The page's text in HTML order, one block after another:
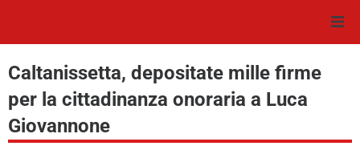
News
GR Giornale Radio
Caltanissetta, depositate mille firme
per la cittadinanza onoraria a Luca
Giovannone